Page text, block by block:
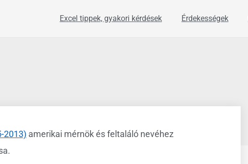
Excel tippek, gyakori kérdések Érdekességek
2013) amerikai mérnök és feltaláló nevéhez